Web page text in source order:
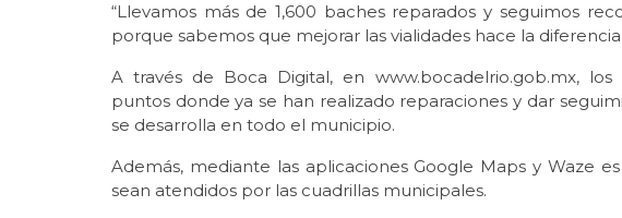
“Llevamos más de 1,600 baches reparados y seguimos
porque sabemos que mejorar las vialidades hace la diferencia
A través de Boca Digital, en www.bocadelrio.gob.mx,
puntos donde ya se han realizado reparaciones y dar
se desarrolla en todo el municipio.
Además, mediante las aplicaciones Google Maps y Waze
sean atendidos por las cuadrillas municipales.